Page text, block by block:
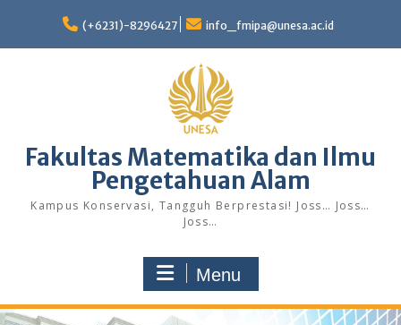
content
(+6231)-8296427 info_fmipa@unesa.ac.id
Fakultas Matematika dan Ilmu
Pengetahuan Alam
Kampus Konservasi, Tangguh Berprestasi! Joss… Joss…
Joss…
Menu